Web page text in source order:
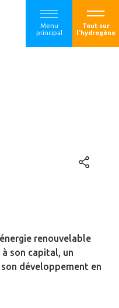
Menu
principal
Tout sur
l'hydrogène
renouvelable
son capital, un
développement en